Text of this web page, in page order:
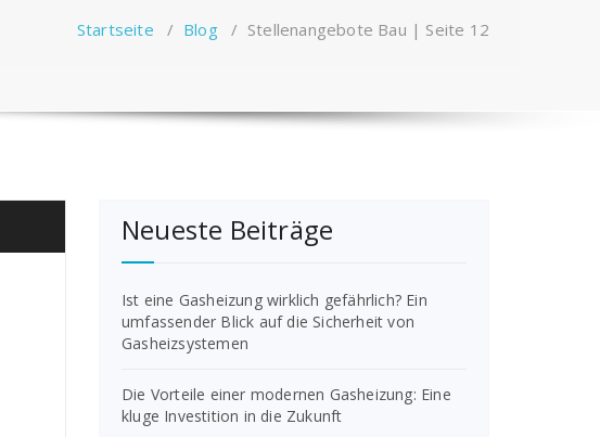
Startseite / Blog/ Stellenangebote Bau | Seite 12
Neueste Beiträge
Ist eine Gasheizung wirklich gefährlich? Ein
umfassender Blick auf die Sicherheit von
Gasheizsystemen
Die Vorteile einer modernen Gasheizung: Eine
kluge Investition in die Zukunft